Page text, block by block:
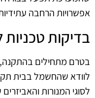
אפשרויות הרחבה
בדיקות
בטרם מתחילים בהתקנה,
לוודא שהחשמל בבית
לסוגי המנורות